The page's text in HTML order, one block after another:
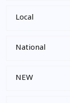
Local
National
NEW